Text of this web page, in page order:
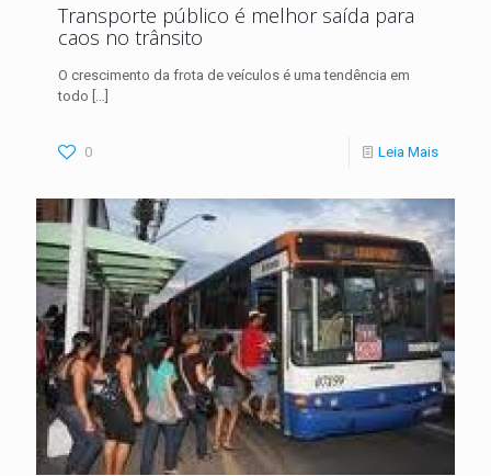
Transporte público é melhor saída para
caos no trânsito
O crescimento da frota de veículos é uma tendência em
todo
0 Leia Mais